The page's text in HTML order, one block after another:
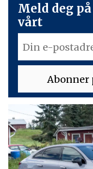
Meld deg
vårt